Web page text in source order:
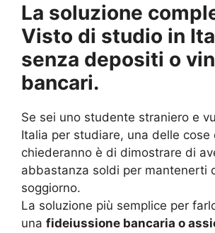
La soluzione
Visto di studio in
senza depositi o
bancari.
Se sei uno studente straniero e
Italia per studiare, una delle cose
chiederanno è di dimostrare di
abbastanza soldi per mantenerti
soggiorno.
La soluzione più semplice per
una fideiussione bancaria o